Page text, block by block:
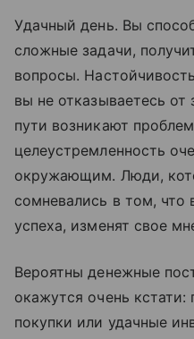
Удачный день. Вы
сложные задачи,
вопросы.
вы не отказываетесь
пути возникают
целеустремленность
окружающим. Люди,
сомневались в том, что
успеха, изменят свое
Вероятны денежные
окажутся очень кстати:
покупки или удачные